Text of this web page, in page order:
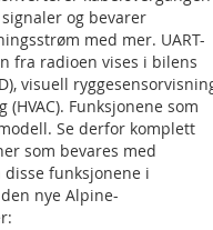
og bevarer
med mer. UART-
fra radioen vises i bilens
visuell
Funksjonene som
Se derfor komplett
som bevares med
funksjonene i
nye Alpine-